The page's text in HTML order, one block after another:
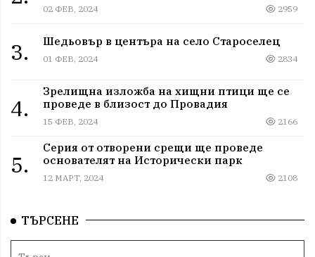
02 ФЕВ, 2024 2959
3. Шедьовър в центъра на село Староселец
01 ФЕВ, 2024 2834
4.
Зрелищна изложба на хищни птици ще се
проведе в близост до Провадия
15 ФЕВ, 2024 2166
5.
Серия от отворени срещи ще проведе
основателят на Исторически парк
12 МАРТ, 2024 2108
ТЪРСЕНЕ